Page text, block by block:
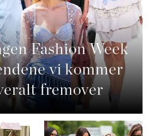
Fashion Week
vi kommer
fremover